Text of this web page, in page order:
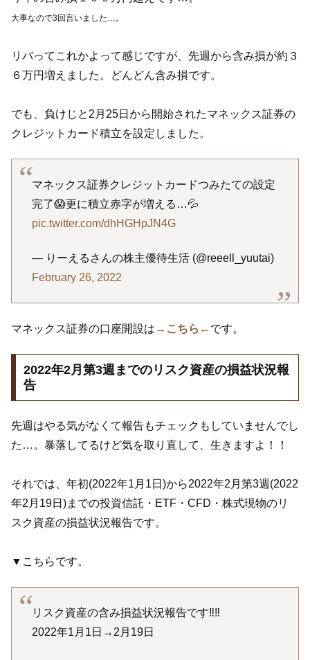
大事なので3回言いました…。
リバってこれかよって感じですが、先週から含み損が約３
６万円増えました。どんどん含み損です。
でも、負けじと2月25日から開始されたマネックス証券の
クレジットカード積立を設定しました。
マネックス証券クレジットカードつみたての設定
完了😱更に積立赤字が増える…💦
pic.twitter.com/dhHGHpJN4G
— りーえるさんの株主優待生活 (@reeell_yuutai)
February 26, 2022
マネックス証券の口座開設は →こちら← です。
2022年2月第3週までのリスク資産の損益状況報
告
先週はやる気がなくて報告もチェックもしていませんでし
た…。暴落してるけど気を取り直して、生きますよ！！
それでは、年初(2022年1月1日)から2022年2月第3週(2022
年2月19日)までの投資信託・ETF・CFD・株式現物のリ
スク資産の損益状況報告です。
▼こちらです。
リスク資産の含み損益状況報告です‼️‼️
2022年1月1日→2月19日